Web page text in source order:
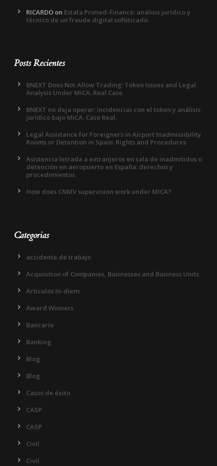
RICARDO on Estafa Primed-Finance: análisis jurídico y
técnico de un fraude digital sofisticado
Posts Recientes
BNEXT Does Not Allow Trading: Token Issues and Legal
Analysis Under MiCA. Real Case.
BNEXT no deja operar: incidencias con el token y análisis
jurídico bajo MiCA. Caso Real.
Legal Assistance for Foreigners in Airport Inadmissibility
Rooms or Detention in Spain: Rights and Procedures
Asistencia letrada a extranjeros en sala de inadmitidos o
detención en aeropuerto en España: derechos y
procedimientos
How does CNMV supervision work under MiCA?
Categorias
accidente de trabajo
Acquisition of Companies, Businesses and Business Units
Articulos In-diem
Award Winners
Bancario
Banking
Blog
Blog
Casos de éxito
CASP
CASP
Civil
Civil